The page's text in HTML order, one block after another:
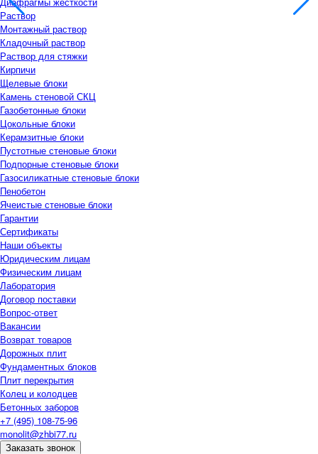
Раствор
Монтажный раствор
Кладочный раствор
Раствор для стяжки
Кирпичи
Щелевые блоки
Камень стеновой СКЦ
Газобетонные блоки
Цокольные блоки
Керамзитные блоки
Пустотные стеновые блоки
Подпорные стеновые блоки
Газосиликатные стеновые блоки
Пенобетон
Ячеистые стеновые блоки
Гарантии
Сертификаты
Наши объекты
Юридическим лицам
Физическим лицам
Лаборатория
Договор поставки
Вопрос-ответ
Вакансии
Возврат товаров
Дорожных плит
Фундаментных блоков
Плит перекрытия
Колец и колодцев
Бетонных заборов
+7 (495) 108-75-96
monolit@zhbi77.ru
Заказать звонок